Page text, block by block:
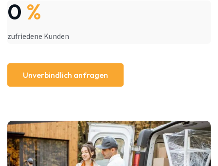
0 %
zufriedene Kunden
Unverbindlich anfragen